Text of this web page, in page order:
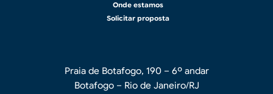
Onde estamos
Solicitar proposta
Praia de Botafogo, 190 – 6º andar
Botafogo – Rio de Janeiro/RJ